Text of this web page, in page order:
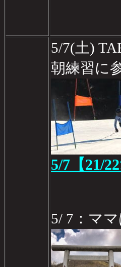
5/7(土)
朝練習に
5/7【21/
5/ 7：マ